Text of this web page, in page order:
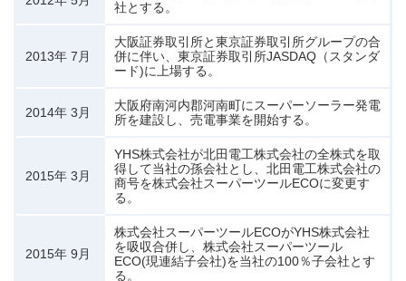
社とする。
2013年 7月
大阪証券取引所と東京証券取引所グループの合
併に伴い、東京証券取引所JASDAQ（スタンダ
ード)に上場する。
2014年 3月
大阪府南河内郡河南町にスーパーソーラー発電
所を建設し、売電事業を開始する。
2015年 3月
YHS株式会社が北田電工株式会社の全株式を取
得して当社の孫会社とし、北田電工株式会社の
商号を株式会社スーパーツールECOに変更す
る。
2015年 9月
株式会社スーパーツールECOがYHS株式会社
を吸収合併し、株式会社スーパーツール
ECO(現連結子会社)を当社の100％子会社とす
る。